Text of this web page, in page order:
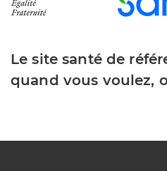
Le site santé de
quand vous voulez,